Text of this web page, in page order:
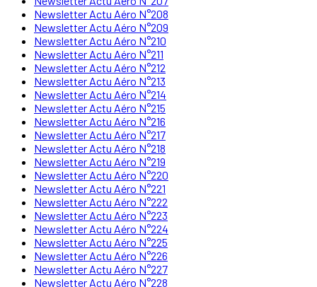
Newsletter Actu Aéro N°208
Newsletter Actu Aéro N°209
Newsletter Actu Aéro N°210
Newsletter Actu Aéro N°211
Newsletter Actu Aéro N°212
Newsletter Actu Aéro N°213
Newsletter Actu Aéro N°214
Newsletter Actu Aéro N°215
Newsletter Actu Aéro N°216
Newsletter Actu Aéro N°217
Newsletter Actu Aéro N°218
Newsletter Actu Aéro N°219
Newsletter Actu Aéro N°220
Newsletter Actu Aéro N°221
Newsletter Actu Aéro N°222
Newsletter Actu Aéro N°223
Newsletter Actu Aéro N°224
Newsletter Actu Aéro N°225
Newsletter Actu Aéro N°226
Newsletter Actu Aéro N°227
Newsletter Actu Aéro N°228